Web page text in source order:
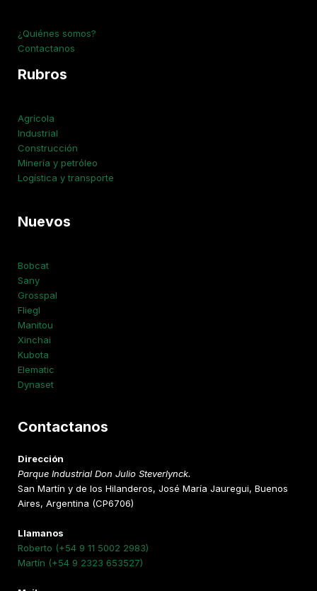
¿Quiénes somos?
Contactanos
Rubros
Agrícola
Industrial
Construcción
Minería y petróleo
Logística y transporte
Nuevos
Bobcat
Sany
Grosspal
Fliegl
Manitou
Xinchai
Kubota
Elematic
Dynaset
Contactanos
Dirección
Parque Industrial Don Julio Steverlynck.
San Martín y de los Hilanderos, José María Jauregui, Buenos
Aires, Argentina (CP6706)
Llamanos
Roberto (+54 9 11 5002 2983)
Martín (+54 9 2323 653527)